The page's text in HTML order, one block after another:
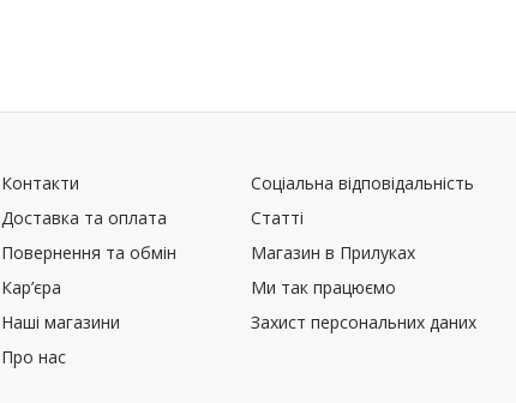
Контакти
Доставка та оплата
Повернення та обмін
Кар’єра
Наші магазини
Про нас
Соціальна відповідальність
Статті
Магазин в Прилуках
Ми так працюємо
Захист персональних даних